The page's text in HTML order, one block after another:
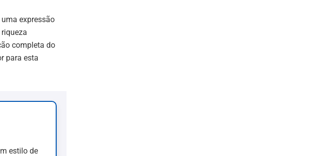
expressão
completa do
para esta
estilo de